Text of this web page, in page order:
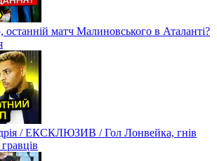
матч Малиновського в Аталанті?
/ ЕКСКЛЮЗИВ / Гол Лонвейка, гнів